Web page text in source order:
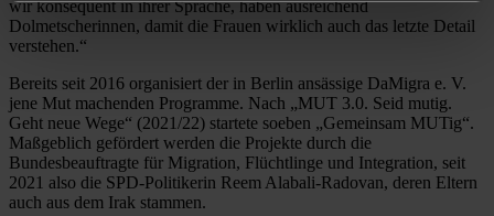
wir konsequent in ihrer Sprache, haben ausreichend
Dolmetscherinnen, damit die Frauen wirklich auch das letzte Detail
verstehen.“
Bereits seit 2016 organisiert der in Berlin ansässige DaMigra e. V.
jene Mut machenden Programme. Nach „MUT 3.0. Seid mutig.
Geht neue Wege“ (2021/22) startete soeben „Gemeinsam MUTig“.
Maßgeblich gefördert werden die Projekte durch die
Bundesbeauftragte für Migration, Flüchtlinge und Integration, seit
2021 also die SPD-Politikerin Reem Alabali-Radovan, deren Eltern
auch aus dem Irak stammen.